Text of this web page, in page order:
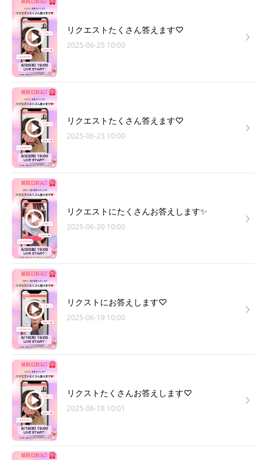
リクエストたくさん答えます♡
2025-06-25 10:00
リクエストたくさん答えます♡
2025-06-23 10:00
リクエストにたくさんお答えします✨
2025-06-20 10:00
リクストにお答えします♡
2025-06-19 10:00
リクストたくさんお答えします♡
2025-06-18 10:01